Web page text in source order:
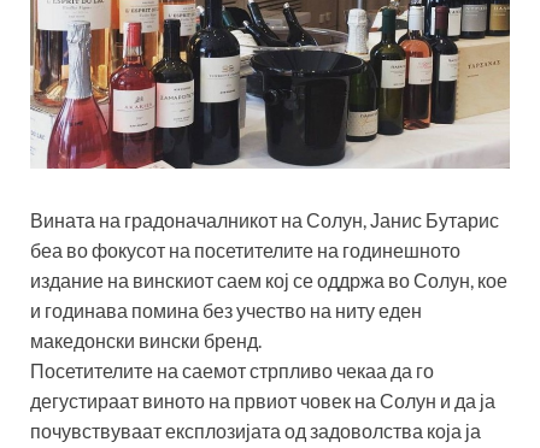
Вината на градоначалникот на Солун, Јанис Бутарис
беа во фокусот на посетителите на годинешното
издание на винскиот саем кој се оддржа во Солун, кое
и годинава помина без учество на ниту еден
македонски вински бренд.
Посетителите на саемот стрпливо чекаа да го
дегустираат виното на првиот човек на Солун и да ја
почувствуваат експлозијата од задоволства која ја